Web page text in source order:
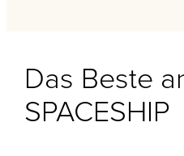
Das Beste
SPACESHIP